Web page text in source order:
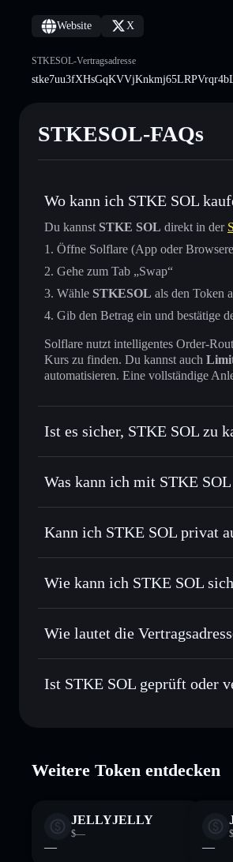
Website X
STKESOL-Vertragsadresse
STKESOL-FAQs
Wo kann ich STKE SOL
Du kannst STKE SOL direkt in der
Öffne Solflare (App oder
Gehe zum Tab „Swap“
Wähle STKESOL als den Token
Gib den Betrag ein und bestätige
Solflare nutzt intelligentes Order-
Kurs zu finden. Du kannst auch
automatisieren. Eine vollständige
Ist es sicher, STKE SOL zu
STKE SOL verifizierter
Was kann ich mit STKE
STKE SOL
Solflare-
Sofort tauschen– handle
Durchschnittskosteneffekt
Privat senden– übertrage
Privacy Aggregators
kontrollierst
Kann ich STKE SOL privat
Solflare-Wallet
Wie kann ich STKE SOL
STKE SOL
Wie lautet die
Ist STKE SOL geprüft oder
Weitere Token entdecken
JELLYJELLY
$—
— —